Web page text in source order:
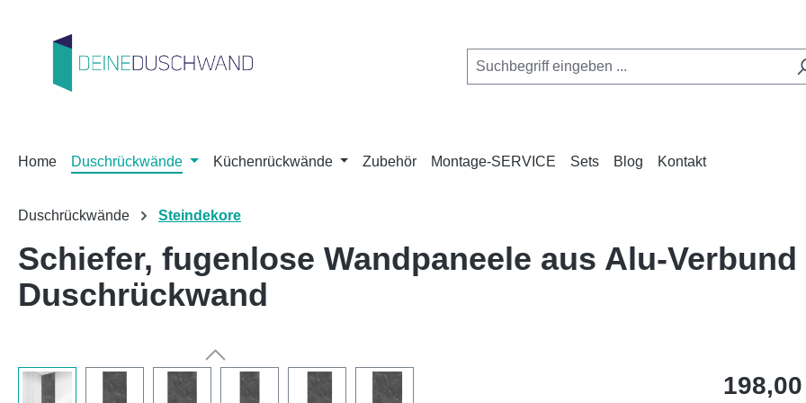
Home Duschrückwände Küchenrückwände Zubehör Montage-SERVICE Sets Blog Kontakt
Duschrückwände Steindekore
Schiefer, fugenlose Wandpaneele aus Alu-Verbund
Duschrückwand
Regulärer